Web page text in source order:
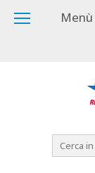
Menù